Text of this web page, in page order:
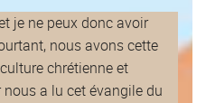
je ne peux donc avoir
nous avons cette
chrétienne et
a lu cet évangile du